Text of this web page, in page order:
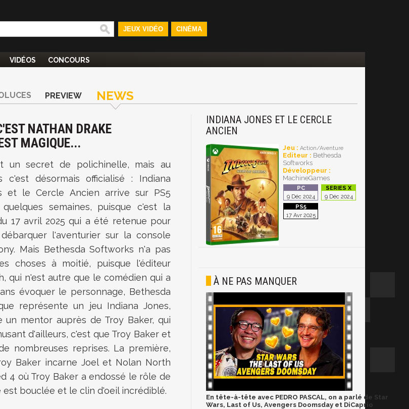
JEUX VIDÉO CINÉMA
VIDÉOS CONCOURS
PREVIEW NEWS
NATHAN DRAKE
MAGIQUE...
un secret de polichinelle, mais au
c'est désormais officialisé : Indiana
et le Cercle Ancien arrive sur PS5
quelques semaines, puisque c'est la
17 avril 2025 qui a été retenue pour
l'aventurier sur la console
Mais Bethesda Softworks n'a pas
choses à moitié, puisque l'éditeur
qui n'est autre que le comédien qui a
évoquer le personnage, Bethesda
représente un jeu Indiana Jones,
mentor auprès de Troy Baker, qui
d'ailleurs, c'est que Troy Baker et
nombreuses reprises. La première,
Baker incarne Joel et Nolan North
4 où Troy Baker a endossé le rôle de
bouclée et le clin d'oeil incrédiblé.
INDIANA JONES ET LE CERCLE
ANCIEN
Jeu : Action/Aventure
Editeur : Bethesda
Softworks
Développeur :
MachineGames
9 Déc 2024 9 Déc 2024
17 Avr 2025
À NE PAS MANQUER
En tête-à-tête avec PEDRO PASCAL, on a parlé de Star
Wars, Last of Us, Avengers Doomsday et DiCaprio